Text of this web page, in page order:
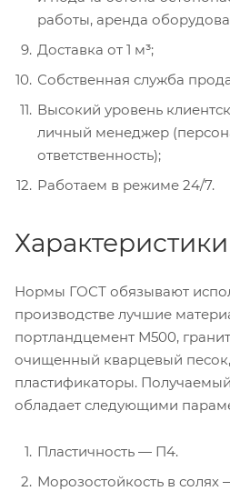
работы, аренда
Доставка от 1 м³;
Собственная служба
Высокий уровень
личный менеджер
ответственность);
Работаем в режиме 24/7.
Характеристики
Нормы ГОСТ обязывают
производстве лучшие
портландцемент М500,
очищенный кварцевый
пластификаторы.
обладает следующими
Пластичность — П4.
Морозостойкость в солях